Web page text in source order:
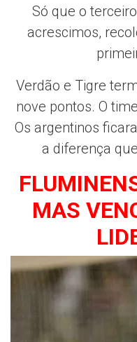
Só que o
acrescimos,
Verdão e Tigre
nove pontos. O
Os argentinos
a diferença
MAS